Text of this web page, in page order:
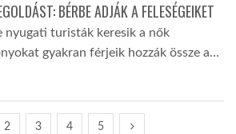
BÉRBE ADJÁK A FELESÉGEIKET
nyugati turisták keresik a nők
gyakran férjeik hozzák össze a…
2 3 4 5